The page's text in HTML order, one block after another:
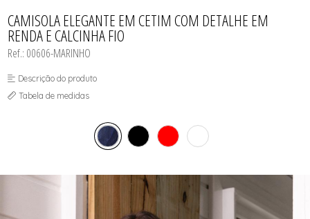
POLICIAIS
PRETAS
MEIAS
CONJUNTOS
CORPETES, ESPARTILHOS E
CORSELETS
FANTASIAS
CAMISOLA ELEGANTE EM CETIM COM DETALHE EM
RENDA E CALCINHA FIO
Ref.: 00606-MARINHO
Descrição do produto
Tabela de medidas